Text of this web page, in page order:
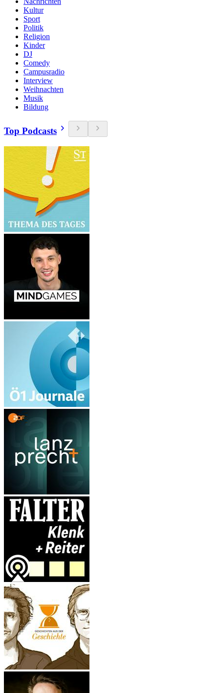
Kultur
Sport
Politik
Religion
Kinder
DJ
Comedy
Campusradio
Interview
Weihnachten
Musik
Bildung
Top Podcasts